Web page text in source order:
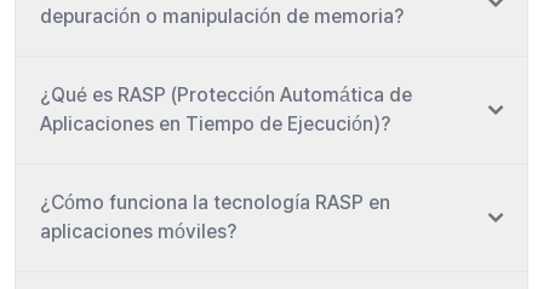
depuración o manipulación de memoria?
¿Qué es RASP (Protección Automática de
Aplicaciones en Tiempo de Ejecución)?
¿Cómo funciona la tecnología RASP en
aplicaciones móviles?